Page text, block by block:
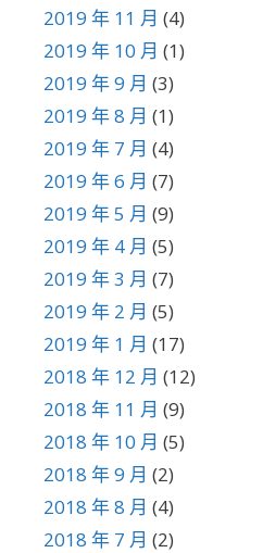
2019 年 11 月 (4)
2019 年 10 月 (1)
2019 年 9 月 (3)
2019 年 8 月 (1)
2019 年 7 月 (4)
2019 年 6 月 (7)
2019 年 5 月 (9)
2019 年 4 月 (5)
2019 年 3 月 (7)
2019 年 2 月 (5)
2019 年 1 月 (17)
2018 年 12 月 (12)
2018 年 11 月 (9)
2018 年 10 月 (5)
2018 年 9 月 (2)
2018 年 8 月 (4)
2018 年 7 月 (2)